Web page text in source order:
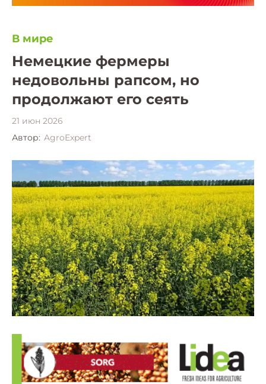
В мире
Немецкие фермеры
недовольны рапсом, но
продолжают его сеять
21 июн 2026
Автор: AgroExpert